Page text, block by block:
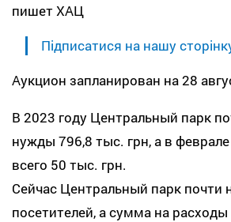
пишет ХАЦ
Підписатися на нашу
Аукцион запланирован на 28
В 2023 году Центральный парк
нужды 796,8 тыс. грн, а в
всего 50 тыс. грн.
Сейчас Центральный парк почти
посетителей, а сумма на расходы